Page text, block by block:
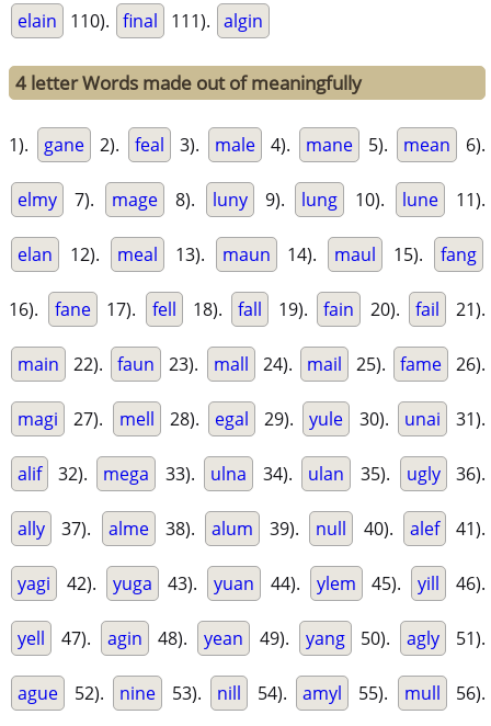
elain 110). final 111). algin
4 letter Words made out of meaningfully
1). gane 2). feal 3). male 4). mane 5). mean 6).
elmy 7). mage 8). luny 9). lung 10). lune 11).
elan 12). meal 13). maun 14). maul 15). fang
16). fane 17). fell 18). fall 19). fain 20). fail 21).
main 22). faun 23). mall 24). mail 25). fame 26).
magi 27). mell 28). egal 29). yule 30). unai 31).
alif 32). mega 33). ulna 34). ulan 35). ugly 36).
ally 37). alme 38). alum 39). null 40). alef 41).
yagi 42). yuga 43). yuan 44). ylem 45). yill 46).
yell 47). agin 48). yean 49). yang 50). agly 51).
ague 52). nine 53). nill 54). amyl 55). mull 56).